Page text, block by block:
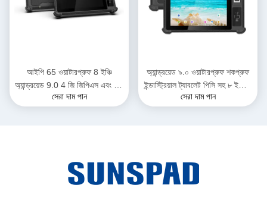
আইপি 65 ওয়াটারপ্রুফ 8 ইঞ্চি
অ্যান্ড্রয়েড 9.0 4 জি জিপিএস এবং শিল্প
ব্যবহারের জন্য ফিঙ্গারপ্রিন্ট স্ক্যানার সহ
সেরা দাম পান
অ্যান্ড্রয়েড ৯.০ ওয়াটারপ্রুফ শকপ্রুফ
ইন্ডাস্ট্রিয়াল ট্যাবলেট পিসি সহ ৮ ইঞ্চি ৪
জি রুগেড ট্যাবলেট পিসি
সেরা দাম পান